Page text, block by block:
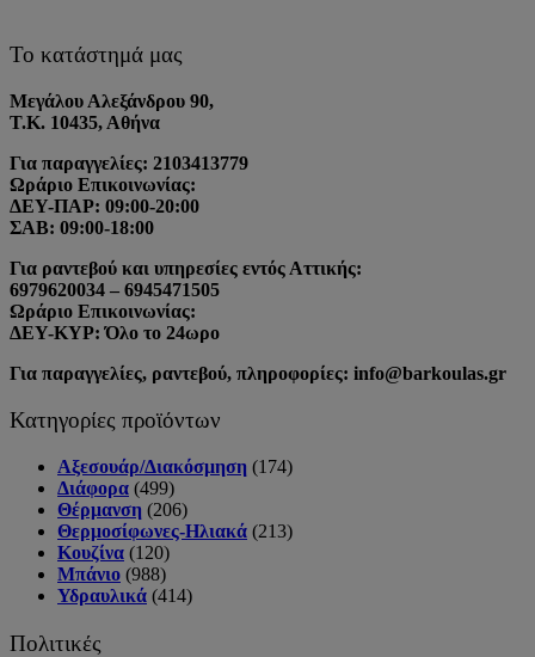
Το κατάστημά μας
Μεγάλου Αλεξάνδρου 90,
Τ.Κ. 10435, Αθήνα
Για παραγγελίες: 2103413779
Ωράριο Επικοινωνίας:
ΔΕΥ-ΠΑΡ: 09:00-20:00
ΣΑΒ: 09:00-18:00
Για ραντεβού και υπηρεσίες εντός Αττικής:
6979620034 – 6945471505
Ωράριο Επικοινωνίας:
ΔΕΥ-ΚΥΡ: Όλο το 24ωρο
Για παραγγελίες, ραντεβού, πληροφορίες: info@barkoulas.gr
Κατηγορίες προϊόντων
Αξεσουάρ/Διακόσμηση (174)
Διάφορα (499)
Θέρμανση (206)
Θερμοσίφωνες-Ηλιακά (213)
Κουζίνα (120)
Μπάνιο (988)
Υδραυλικά (414)
Πολιτικές